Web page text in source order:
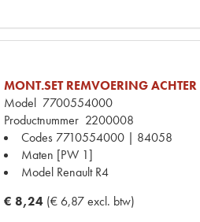
MONT.SET REMVOERING ACHTER
Model 7700554000
Productnummer 2200008
Codes 7710554000 | 84058
Maten [PW 1]
Model Renault R4
€ 8,24 (€ 6,87 excl. btw)